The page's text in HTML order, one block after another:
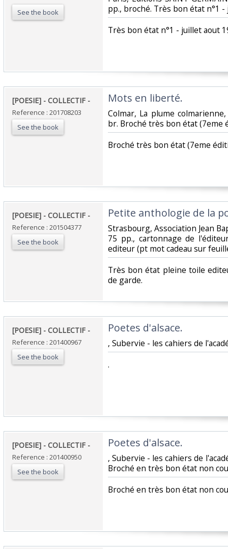
See the book
pp., broché. Très bon état n°1
‎Très bon état n°1 - juillet aout
‎[POESIE] - COLLECTIF - ‎
Reference : 201708203
See the book
‎Mots en liberté. ‎
‎Colmar, La plume
br. Broché très bon état (7eme
‎Broché très bon état (7eme
‎[POESIE] - COLLECTIF - ‎
Reference : 201504377
See the book
‎Petite anthologie de la
‎Strasbourg, Association Jean
75 pp., cartonnage de
editeur (pt mot cadeau sur
‎Très bon état pleine toile
de garde.‎
‎[POESIE] - COLLECTIF - ‎
Reference : 201400967
See the book
‎Poetes d'alsace. ‎
‎, Subervie - les cahiers de
‎.‎
‎[POESIE] - COLLECTIF - ‎
Reference : 201400950
See the book
‎Poetes d'alsace. ‎
‎, Subervie - les cahiers de
Broché en très bon état non
‎Broché en très bon état non